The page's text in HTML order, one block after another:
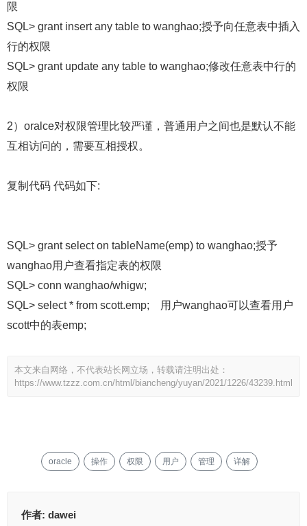
限
SQL> grant insert any table to wanghao;授予向任意表中插入
行的权限
SQL> grant update any table to wanghao;修改任意表中行的
权限
2）oralce对权限管理比较严谨，普通用户之间也是默认不能
互相访问的，需要互相授权。
复制代码 代码如下:
SQL> grant select on tableName(emp) to wanghao;授予
wanghao用户查看指定表的权限
SQL> conn wanghao/whigw;
SQL> select * from scott.emp; 用户wanghao可以查看用户
scott中的表emp;
本文来自网络，不代表站长网立场，转载请注明出处：
https://www.tzzz.com.cn/html/biancheng/yuyan/2021/1226/43239.html
oracle 操作 权限 用户 管理 详解
作者: dawei